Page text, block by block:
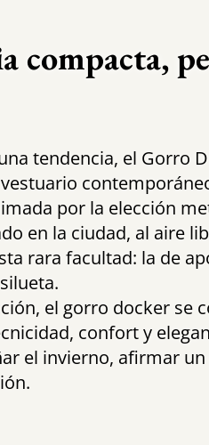
compacta,
tendencia, el Gorro
por la elección
en la ciudad, al aire
rara facultad: la de
el gorro docker se
confort y
el invierno, afirmar